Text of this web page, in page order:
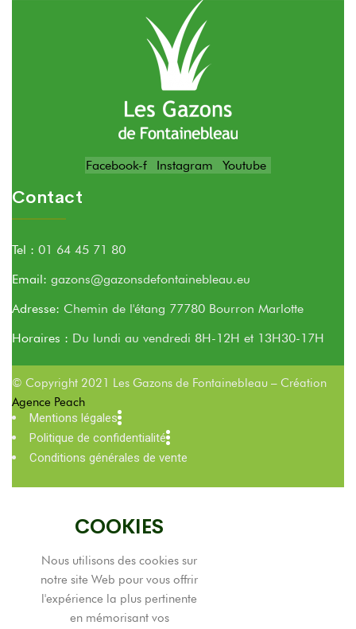
Facebook-f Instagram Youtube
Contact
Tel : 01 64 45 71 80
Email: gazons@gazonsdefontainebleau.eu
Adresse: Chemin de l'étang 77780 Bourron Marlotte
Horaires : Du lundi au vendredi 8H-12H et 13H30-17H
© Copyright 2021 Les Gazons de Fontainebleau – Création
Agence Peach
Mentions légales
Politique de confidentialité
Conditions générales de vente
COOKIES
Nous utilisons des cookies sur
notre site Web pour vous offrir
l'expérience la plus pertinente
en mémorisant vos